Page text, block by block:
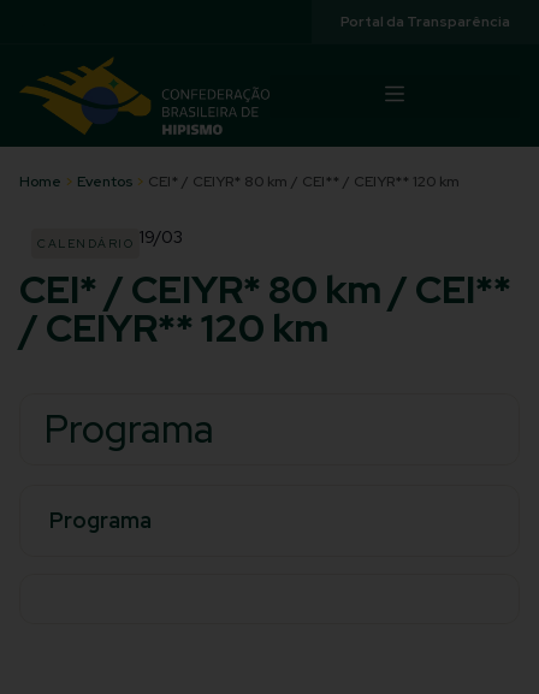
Portal da Transparência
Home > Eventos > CEI* / CEIYR* 80 km / CEI** / CEIYR** 120 km
CALENDÁRIO 19/03
CEI* / CEIYR* 80 km / CEI**
/ CEIYR** 120 km
Programa
Programa